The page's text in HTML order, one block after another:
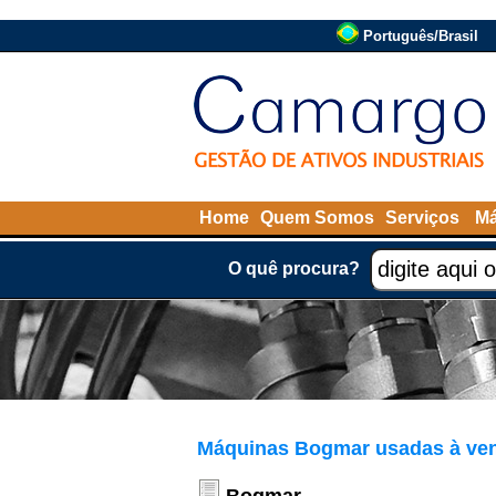
Português/Brasil
Home Quem Somos Serviços
O quê procura?
Máquinas Bogmar usadas à